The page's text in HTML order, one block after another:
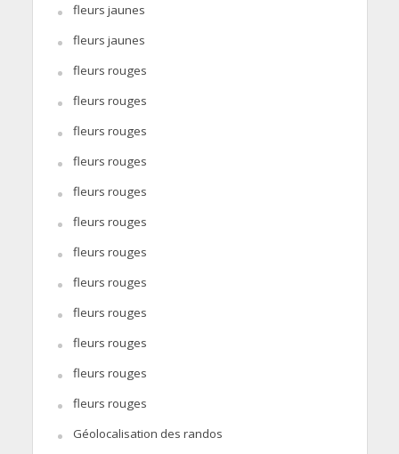
fleurs jaunes
fleurs jaunes
fleurs rouges
fleurs rouges
fleurs rouges
fleurs rouges
fleurs rouges
fleurs rouges
fleurs rouges
fleurs rouges
fleurs rouges
fleurs rouges
fleurs rouges
fleurs rouges
Géolocalisation des randos